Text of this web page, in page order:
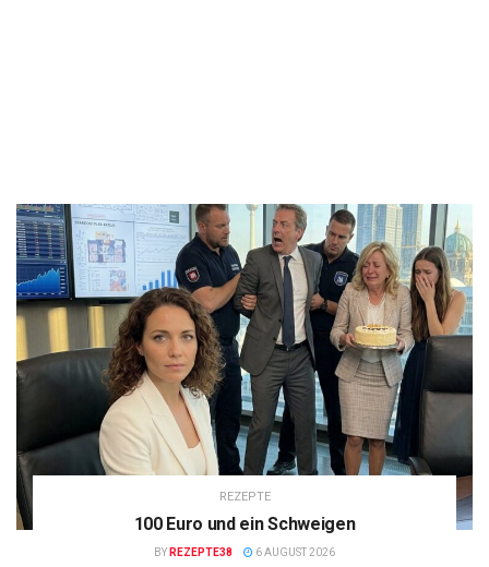
REZEPTE
100 Euro und ein Schweigen
BY REZEPTE38 6 AUGUST 2026